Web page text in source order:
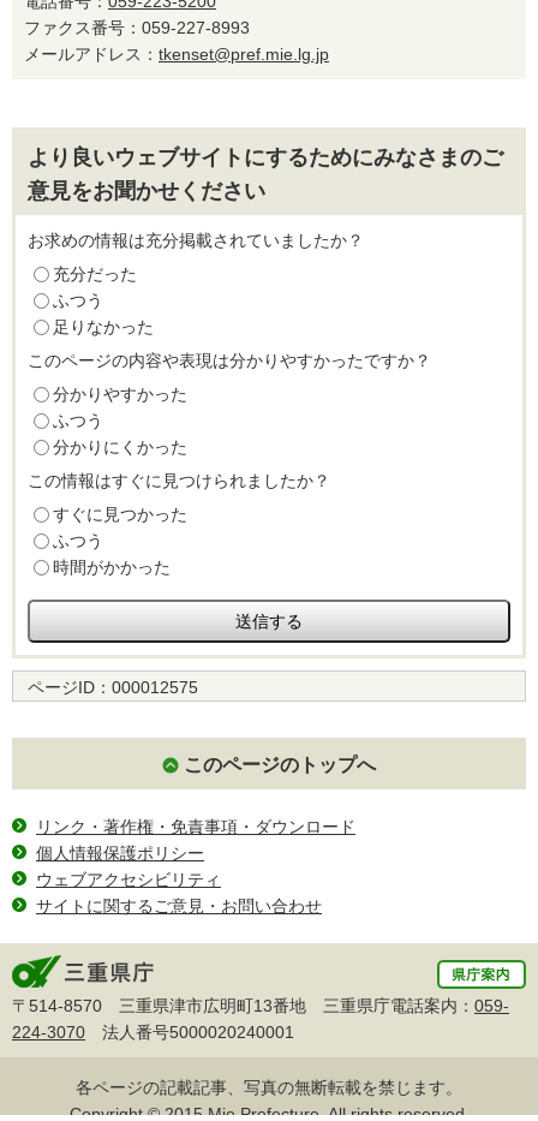
ファクス番号：059-227-8993
メールアドレス： tkenset@pref.mie.lg.jp
より良いウェブサイトにするためにみなさまのご
意見をお聞かせください
お求めの情報は充分掲載されていましたか？
充分だった
ふつう
足りなかった
このページの内容や表現は分かりやすかったですか？
分かりやすかった
ふつう
分かりにくかった
この情報はすぐに見つけられましたか？
すぐに見つかった
ふつう
時間がかかった
ページID： 000012575
このページのトップへ
リンク・著作権・免責事項・ダウンロード
個人情報保護ポリシー
ウェブアクセシビリティ
サイトに関するご意見・お問い合わせ
〒514-8570 三重県津市広明町13番地 三重県庁電話案内： 059-
224-3070 法人番号5000020240001
各ページの記載記事、写真の無断転載を禁じます。
Copyright © 2015 Mie Prefecture, All rights reserved.